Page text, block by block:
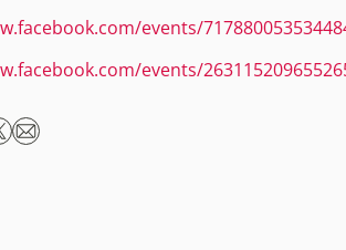
events/
events/